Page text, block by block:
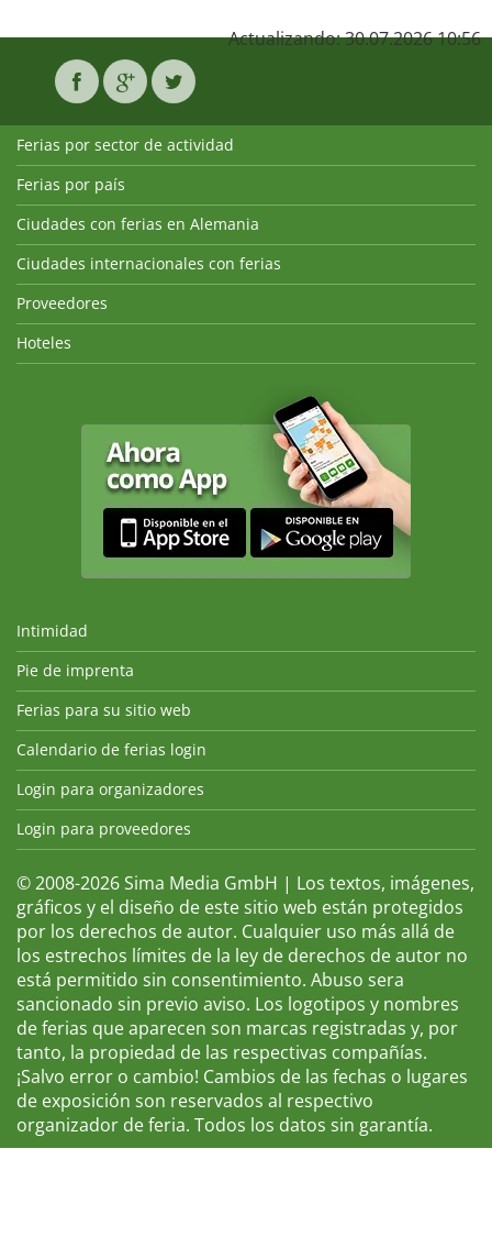
Actualizando: 30.07.2026 10:56
Ferias por sector de actividad
Ferias por país
Ciudades con ferias en Alemania
Ciudades internacionales con ferias
Proveedores
Hoteles
Intimidad
Pie de imprenta
Ferias para su sitio web
Calendario de ferias login
Login para organizadores
Login para proveedores
© 2008-2026 Sima Media GmbH | Los textos, imágenes,
gráficos y el diseño de este sitio web están protegidos
por los derechos de autor. Cualquier uso más allá de
los estrechos límites de la ley de derechos de autor no
está permitido sin consentimiento. Abuso sera
sancionado sin previo aviso. Los logotipos y nombres
de ferias que aparecen son marcas registradas y, por
tanto, la propiedad de las respectivas compañías.
¡Salvo error o cambio! Cambios de las fechas o lugares
de exposición son reservados al respectivo
organizador de feria. Todos los datos sin garantía.